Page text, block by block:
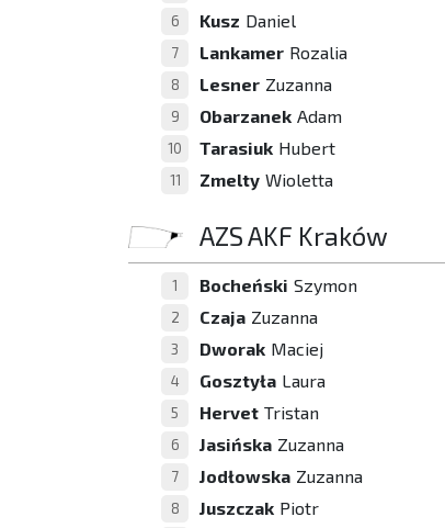
6 Kusz Daniel
7 Lankamer Rozalia
8 Lesner Zuzanna
9 Obarzanek Adam
10 Tarasiuk Hubert
11 Zmelty Wioletta
AZS AKF Kraków
1 Bocheński Szymon
2 Czaja Zuzanna
3 Dworak Maciej
4 Gosztyła Laura
5 Hervet Tristan
6 Jasińska Zuzanna
7 Jodłowska Zuzanna
8 Juszczak Piotr